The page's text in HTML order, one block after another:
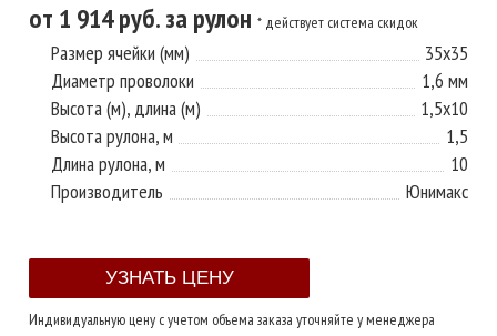
от 1 914 руб. за рулон * действует система скидок
Размер ячейки (мм)
35х35
Диаметр проволоки
1,6 мм
Высота (м), длина (м)
1,5х10
Высота рулона, м
1,5
Длина рулона, м
10
Производитель
Юнимакс
Индивидуальную цену с учетом объема заказа уточняйте у менеджера